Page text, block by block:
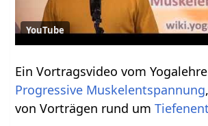
YouTube
Ein Vortragsvideo vom
Progressive Muskelentspannung
von Vorträgen rund um